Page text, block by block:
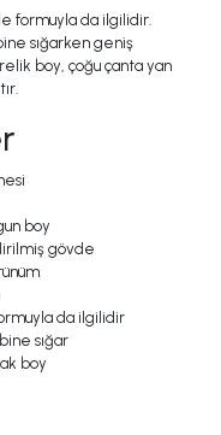
formuyla da ilgilidir.
sığarken geniş
boy, çoğu çanta yan
boy
gövde
da ilgilidir
sığar
boy